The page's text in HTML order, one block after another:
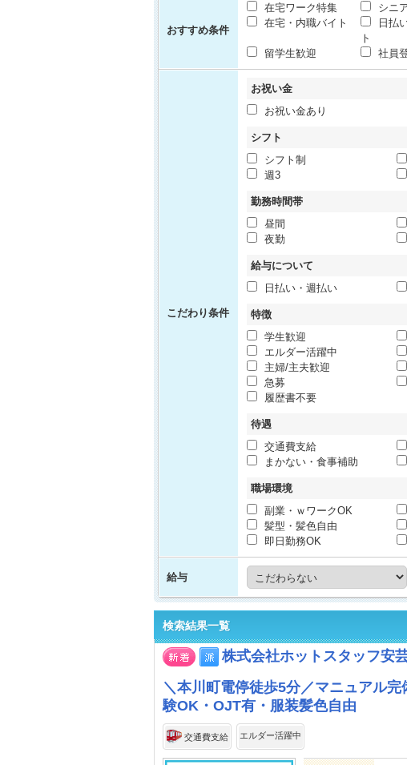
おすすめ条件
在宅ワーク特集 シニ
在宅・内職バイト
日払
ト
留学生歓迎
社員
こだわり条件
お祝い金
お祝い金あり
シフト
シフト制
週3
勤務時間帯
昼間
夜勤
給与について
日払い・週払い
特徴
学生歓迎
エルダー活躍中
主婦/主夫歓迎
急募
履歴書不要
待遇
交通費支給
まかない・食事補助
職場環境
副業・ｗワークOK
髪型・髪色自由
即日勤務OK
給与
検索結果一覧
株式会社ホットスタッフ安
＼本川町電停徒歩5分／マニュアル
験OK・OJT有・服装髪色自由
交通費支給 エルダー活躍中